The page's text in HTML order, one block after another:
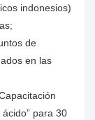
indonesios)
de
en las
para 30